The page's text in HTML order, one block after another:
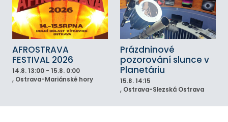
AFROSTRAVA
FESTIVAL 2026
14.8. 13:00 - 15.8. 0:00
, Ostrava-Mariánské hory
Prázdninové
pozorování slunce v
Planetáriu
15.8. 14:15
, Ostrava-Slezská Ostrava